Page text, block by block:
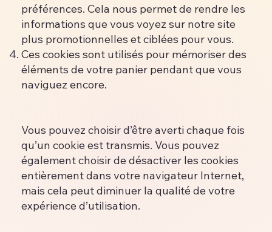
préférences. Cela nous permet de rendre les
informations que vous voyez sur notre site
plus promotionnelles et ciblées pour vous.
Ces cookies sont utilisés pour mémoriser des
éléments de votre panier pendant que vous
naviguez encore.
Vous pouvez choisir d’être averti chaque fois
qu’un cookie est transmis. Vous pouvez
également choisir de désactiver les cookies
entièrement dans votre navigateur Internet,
mais cela peut diminuer la qualité de votre
expérience d’utilisation.